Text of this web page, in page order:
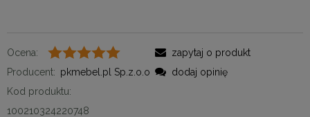
Ocena:
Producent: pkmebel.pl Sp.z.o.o
Kod produktu:
100210324220748
zapytaj o produkt
dodaj opinię